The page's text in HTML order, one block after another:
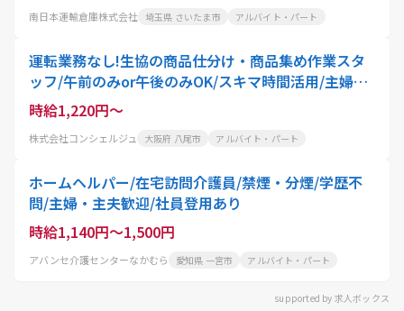
南日本運輸倉庫株式会社 埼玉県 さいたま市 アルバイト・パート
運転業務なし!生協の商品仕分け・商品集め作業スタ
ッフ/午前のみor午後のみOK/スキマ時間活用/主婦・
主夫歓迎/週3日～OK/土日休み
時給1,220円～
株式会社コンシェルジュ 大阪府 八尾市 アルバイト・パート
ホームヘルパー/在宅訪問介護員/禁煙・分煙/学歴不
問/主婦・主夫歓迎/社員登用あり
時給1,140円～1,500円
アバンセ介護センターなかむら 愛知県 一宮市 アルバイト・パート
supported by 求人ボックス